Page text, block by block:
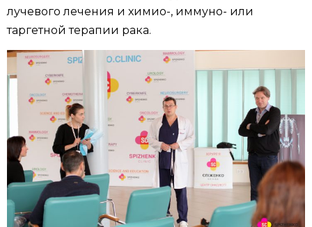
лучевого лечения и химио-, иммуно- или
таргетной терапии рака.